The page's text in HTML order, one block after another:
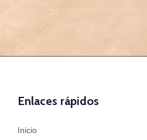
Enlaces rápidos
Inicio